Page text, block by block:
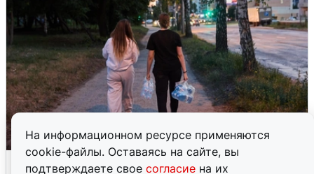
На информационном ресурсе применяются
cookie-файлы. Оставаясь на сайте, вы
подтверждаете свое согласие на их
Опубликована карта отключений